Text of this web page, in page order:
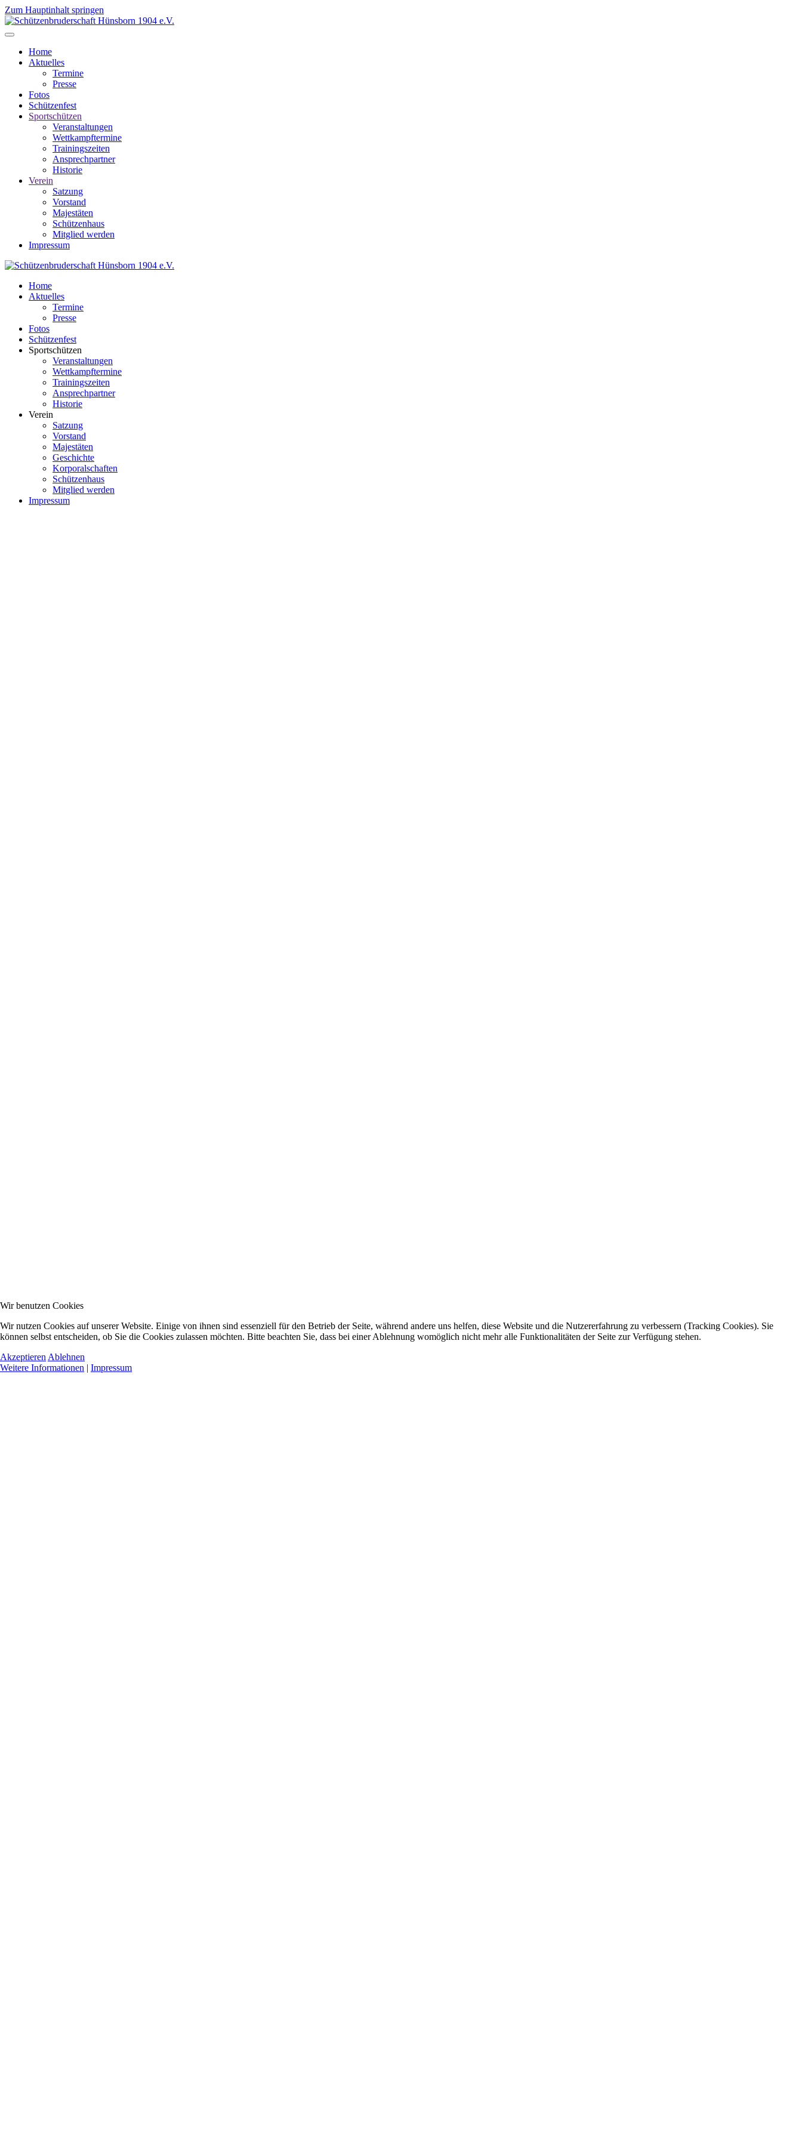
Zum Hauptinhalt springen
Home
Aktuelles
Termine
Presse
Fotos
Schützenfest
Sportschützen
Veranstaltungen
Wettkampftermine
Trainingszeiten
Ansprechpartner
Historie
Verein
Satzung
Vorstand
Majestäten
Schützenhaus
Mitglied werden
Impressum
Home
Aktuelles
Termine
Presse
Fotos
Schützenfest
Sportschützen
Veranstaltungen
Wettkampftermine
Trainingszeiten
Ansprechpartner
Historie
Verein
Satzung
Vorstand
Majestäten
Geschichte
Korporalschaften
Schützenhaus
Mitglied werden
Impressum
Wir benutzen Cookies
Wir nutzen Cookies auf unserer Website. Einige von ihnen sind essenziell für den Betrieb der Seite, während andere uns helfen, diese Website und die Nutzererfahrung zu verbessern (Tracking Cookies). Sie
können selbst entscheiden, ob Sie die Cookies zulassen möchten. Bitte beachten Sie, dass bei einer Ablehnung womöglich nicht mehr alle Funktionalitäten der Seite zur Verfügung stehen.
Akzeptieren Ablehnen
Weitere Informationen | Impressum